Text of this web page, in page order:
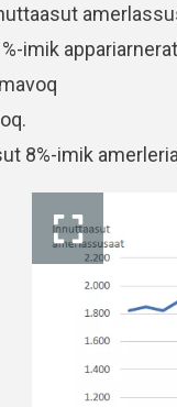
imik
8%-imik